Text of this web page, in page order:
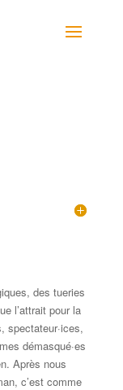
des tueries
l’attrait pour la
spectateur·ices,
démasqué·es
Après nous
c’est comme